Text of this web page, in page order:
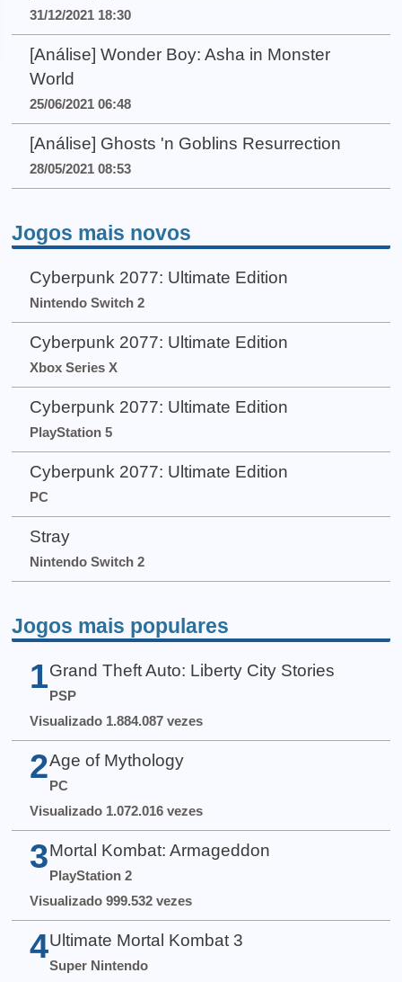
31/12/2021 18:30
[Análise] Wonder Boy: Asha in Monster
World
25/06/2021 06:48
[Análise] Ghosts 'n Goblins Resurrection
28/05/2021 08:53
Jogos mais novos
Cyberpunk 2077: Ultimate Edition
Nintendo Switch 2
Cyberpunk 2077: Ultimate Edition
Xbox Series X
Cyberpunk 2077: Ultimate Edition
PlayStation 5
Cyberpunk 2077: Ultimate Edition
PC
Stray
Nintendo Switch 2
Jogos mais populares
1 Grand Theft Auto: Liberty City Stories
PSP
Visualizado 1.884.087 vezes
2 Age of Mythology
PC
Visualizado 1.072.016 vezes
3 Mortal Kombat: Armageddon
PlayStation 2
Visualizado 999.532 vezes
4 Ultimate Mortal Kombat 3
Super Nintendo